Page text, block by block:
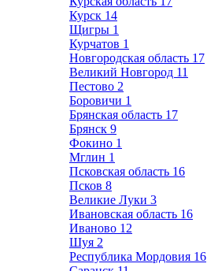
Курск 14
Щигры 1
Курчатов 1
Новгородская область 17
Великий Новгород 11
Пестово 2
Боровичи 1
Брянская область 17
Брянск 9
Фокино 1
Мглин 1
Псковская область 16
Псков 8
Великие Луки 3
Ивановская область 16
Иваново 12
Шуя 2
Республика Мордовия 16